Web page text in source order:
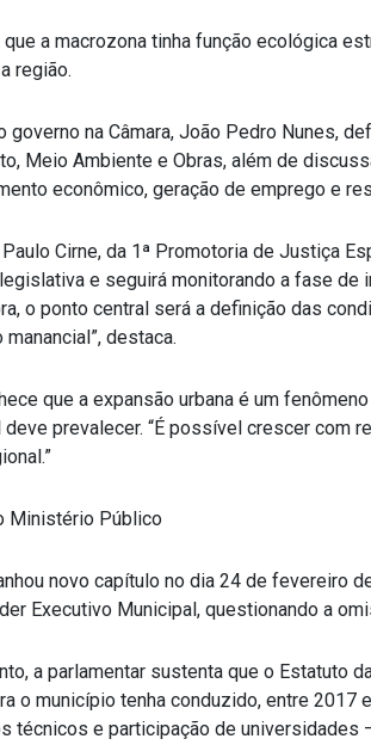
que a macrozona tinha função ecológica
região.
governo na Câmara, João Pedro Nunes,
Meio Ambiente e Obras, além de
econômico, geração de emprego e
Cirne, da 1ª Promotoria de Justiça
e seguirá monitorando a fase
o ponto central será a definição das
destaca.
que a expansão urbana é um
prevalecer. “É possível crescer com
Ministério Público
novo capítulo no dia 24 de fevereiro
Executivo Municipal, questionando a
a parlamentar sustenta que o Estatuto
o município tenha conduzido, entre
técnicos e participação de universidades